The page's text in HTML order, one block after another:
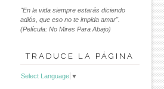
"En la vida siempre estarás diciendo
adiós, que eso no te impida amar".
(Película: No Mires Para Abajo)
TRADUCE LA PÁGINA
Select Language ▼